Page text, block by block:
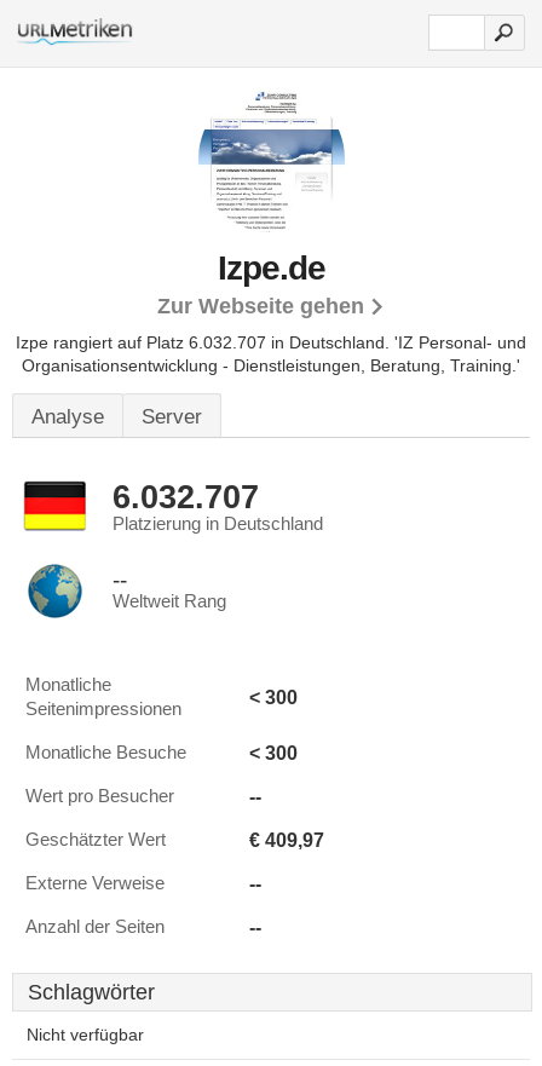
Izpe.de
Zur Webseite gehen
Izpe rangiert auf Platz 6.032.707 in Deutschland. 'IZ Personal- und
Organisationsentwicklung - Dienstleistungen, Beratung, Training.'
Analyse Server
6.032.707
Platzierung in Deutschland
--
Weltweit Rang
Monatliche
Seitenimpressionen
< 300
Monatliche Besuche < 300
Wert pro Besucher --
Geschätzter Wert € 409,97
Externe Verweise --
Anzahl der Seiten --
Schlagwörter
Nicht verfügbar